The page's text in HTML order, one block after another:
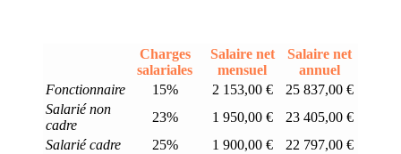
Charges
salariales
Salaire net
mensuel
Salaire net
annuel
Fonctionnaire
15% 2 153,00 €
25 837,00 €
Salarié non
cadre
23% 1 950,00 €
23 405,00 €
Salarié cadre
25% 1 900,00 €
22 797,00 €